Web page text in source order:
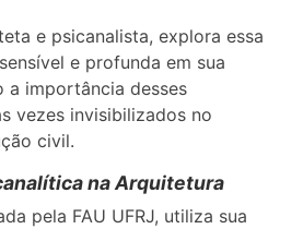
e psicanalista, explora essa
e profunda em sua
a importância desses
vezes invisibilizados no
civil.
na Arquitetura
pela FAU UFRJ, utiliza sua